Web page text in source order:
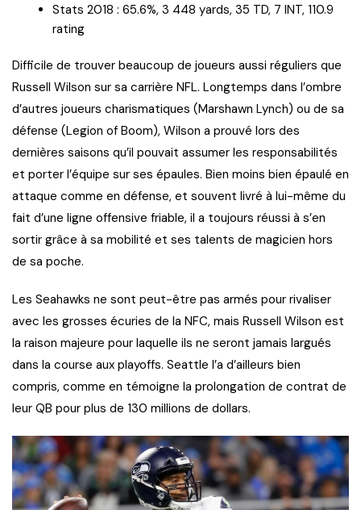
Stats 2018 : 65.6%, 3 448 yards, 35 TD, 7 INT, 110.9
rating
Difficile de trouver beaucoup de joueurs aussi réguliers que
Russell Wilson sur sa carrière NFL. Longtemps dans l’ombre
d’autres joueurs charismatiques (Marshawn Lynch) ou de sa
défense (Legion of Boom), Wilson a prouvé lors des
dernières saisons qu’il pouvait assumer les responsabilités
et porter l’équipe sur ses épaules. Bien moins bien épaulé en
attaque comme en défense, et souvent livré à lui-même du
fait d’une ligne offensive friable, il a toujours réussi à s’en
sortir grâce à sa mobilité et ses talents de magicien hors
de sa poche.
Les Seahawks ne sont peut-être pas armés pour rivaliser
avec les grosses écuries de la NFC, mais Russell Wilson est
la raison majeure pour laquelle ils ne seront jamais largués
dans la course aux playoffs. Seattle l’a d’ailleurs bien
compris, comme en témoigne la prolongation de contrat de
leur QB pour plus de 130 millions de dollars.